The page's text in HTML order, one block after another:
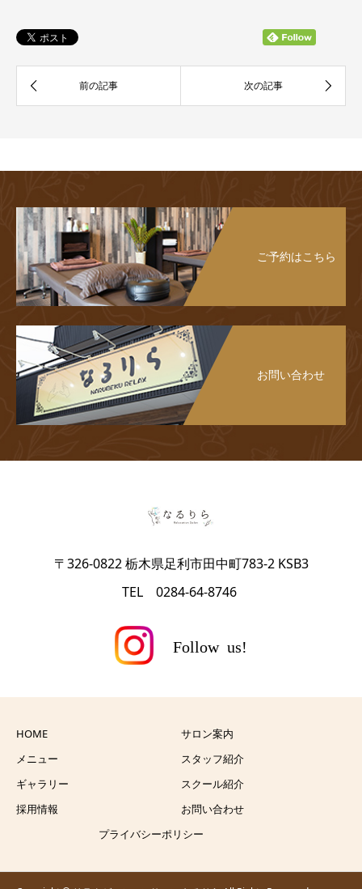
ご予約はこちら
お問い合わせ
〒326-0822 栃木県足利市田中町783-2 KSB3
TEL 0284-64-8746
HOME
サロン案内
メニュー
スタッフ紹介
ギャラリー
スクール紹介
採用情報
お問い合わせ
プライバシーポリシー